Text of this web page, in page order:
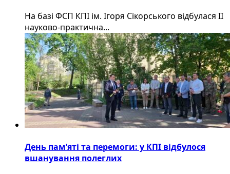
На базі ФСП КПІ ім. Ігоря Сікорського відбулася ІІ
науково-практична...
День пам’яті та перемоги: у КПІ відбулося
вшанування полеглих